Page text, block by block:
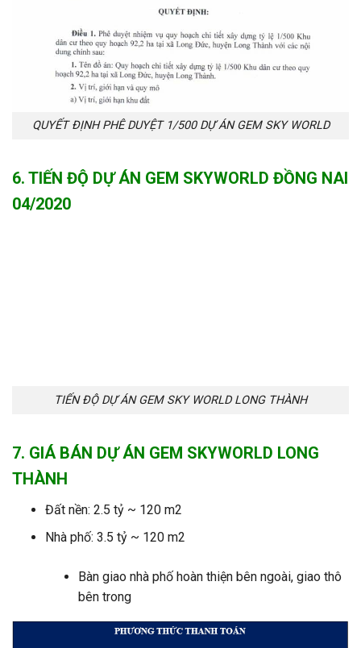
QUYẾT ĐỊNH PHÊ DUYỆT 1/500 DỰ ÁN GEM SKY WORLD
6. TIẾN ĐỘ DỰ ÁN GEM SKYWORLD ĐỒNG NAI
04/2020
TIẾN ĐỘ DỰ ÁN GEM SKY WORLD LONG THÀNH
7. GIÁ BÁN DỰ ÁN GEM SKYWORLD LONG
THÀNH
Đất nền: 2.5 tỷ ~ 120 m2
Nhà phố: 3.5 tỷ ~ 120 m2
Bàn giao nhà phố hoàn thiện bên ngoài, giao thô
bên trong